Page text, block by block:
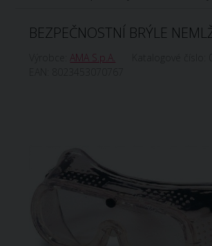
BEZPEČNOSTNÍ BRÝLE
Výrobce:AMA S.p.A.